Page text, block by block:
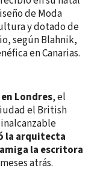
de Moda
y dotado de
según Blahnik,
en Canarias.
Londres, el
el British
la arquitecta
la escritora
atrás.